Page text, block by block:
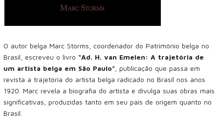
O autor belga Marc Storms, coordenador do Patrimônio belga no
Brasil, escreveu o livro “Ad. H. van Emelen: A trajetória de
um artista belga em São Paulo” , publicação que passa em
revista a trajetória do artista belga radicado no Brasil nos anos
1920. Marc revela a biografia do artista e divulga suas obras mais
significativas, produzidas tanto em seu país de origem quanto no
Brasil.